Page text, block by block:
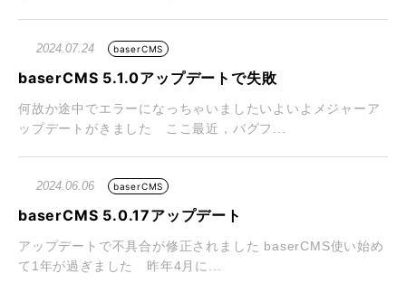
2024.07.24 baserCMS
baserCMS 5.1.0アップデートで失敗
何故か途中でエラーになっちゃいましたいよいよメジャーア
ップデートがきました ここ最近，バグフ...
2024.06.06 baserCMS
baserCMS 5.0.17アップデート
アップデートで不具合が修正されました baserCMS使い始め
て1年が過ぎました 昨年4月に...